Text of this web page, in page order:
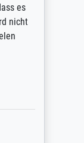
es
nicht